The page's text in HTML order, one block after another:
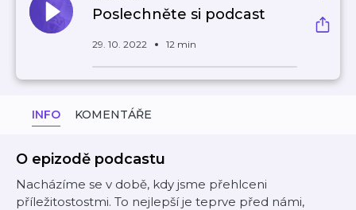
Poslechněte si podcast
29. 10. 2022 12 min
INFO KOMENTÁŘE
O epizodě podcastu
Nacházíme se v době, kdy jsme přehlceni
příležitostostmi. To nejlepší je teprve před námi,